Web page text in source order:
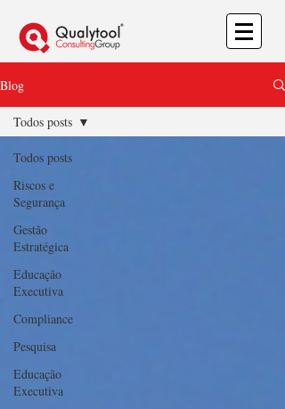
Blog
Todos posts
Riscos e
Segurança
Gestão
Estratégica
Educação
Executiva
Compliance
Pesquisa
Educação
Executiva
Todos posts